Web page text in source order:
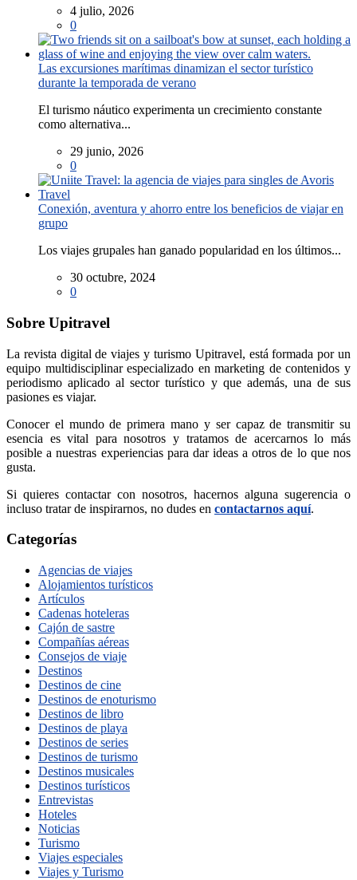
4 julio, 2026
0
Las excursiones marítimas dinamizan el sector turístico
durante la temporada de verano
El turismo náutico experimenta un crecimiento constante
como alternativa...
29 junio, 2026
0
Conexión, aventura y ahorro entre los beneficios de viajar en
grupo
Los viajes grupales han ganado popularidad en los últimos...
30 octubre, 2024
0
Sobre Upitravel
La revista digital de viajes y turismo Upitravel, está formada por un
equipo multidisciplinar especializado en marketing de contenidos y
periodismo aplicado al sector turístico y que además, una de sus
pasiones es viajar.
Conocer el mundo de primera mano y ser capaz de transmitir su
esencia es vital para nosotros y tratamos de acercarnos lo más
posible a nuestras experiencias para dar ideas a otros de lo que nos
gusta.
Si quieres contactar con nosotros, hacernos alguna sugerencia o
incluso tratar de inspirarnos, no dudes en contactarnos aquí.
Categorías
Agencias de viajes
Alojamientos turísticos
Artículos
Cadenas hoteleras
Cajón de sastre
Compañías aéreas
Consejos de viaje
Destinos
Destinos de cine
Destinos de enoturismo
Destinos de libro
Destinos de playa
Destinos de series
Destinos de turismo
Destinos musicales
Destinos turísticos
Entrevistas
Hoteles
Noticias
Turismo
Viajes especiales
Viajes y Turismo